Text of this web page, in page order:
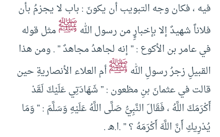
فيه ، فكان وجه التبويب أن يكونَ : باب لا يجزمُ بأن
فلاناً شهيدٌ إلا بإخبارٍِ من رسول اللهﷺمثل قوله
في عامر بن الأكوع : ” إنه لجاهدُ مجاهدٌ ” . ومن هذا
القبيلِ زجرُ رسولِ اللهﷺأم العلاء الأنصاريةِ حين
قالت في عثمانَ بنِ مظعون : ” ‏شَهَادَتِي عَلَيْكَ لَقَدْ
أَكْرَمَكَ اللَّهُ ، فَقَالَ النَّبِيُّ ‏‏صَلَّى اللَّهُ عَلَيْهِ وَسَلَّمَ :‏ ” ‏وَمَا
يُدْرِيكِ أَنَّ اللَّهَ أَكْرَمَهُ ؟ ” .ا.هـ .